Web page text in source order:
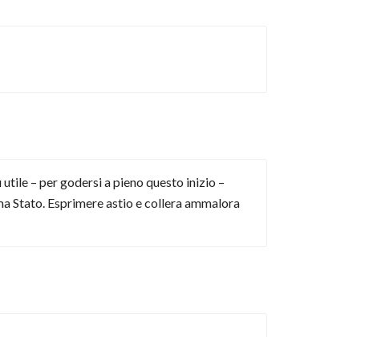
– per godersi a pieno questo inizio –
Stato. Esprimere astio e collera ammalora